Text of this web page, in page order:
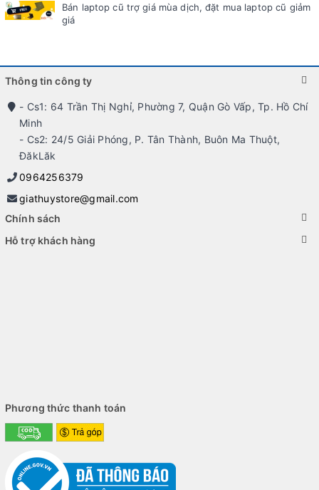
Bán laptop cũ trợ giá mùa dịch, đặt mua laptop cũ giảm
giá
Thông tin công ty
- Cs1: 64 Trần Thị Nghỉ, Phường 7, Quận Gò Vấp, Tp. Hồ Chí
Minh
- Cs2: 24/5 Giải Phóng, P. Tân Thành, Buôn Ma Thuột,
ĐăkLăk
0964256379
giathuystore@gmail.com
Chính sách
Hỗ trợ khách hàng
Phương thức thanh toán